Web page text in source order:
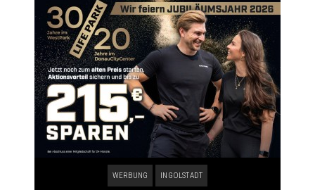
WERBUNG INGOLSTADT